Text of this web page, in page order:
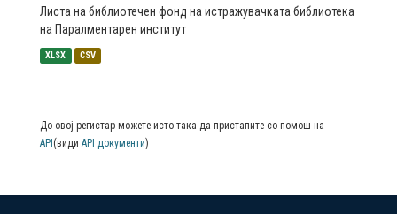
Листа на библиотечен фонд на истражувачката библиотека
на Паралментарен институт
XLSX CSV
До овој регистар можете исто така да пристапите со помош на
API (види API документи)